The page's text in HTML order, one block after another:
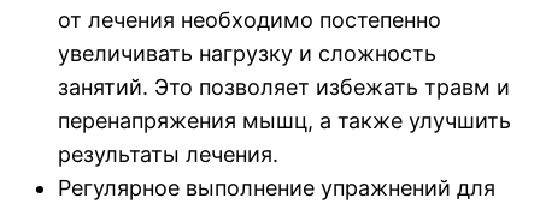
от лечения необходимо постепенно
увеличивать нагрузку и сложность
занятий. Это позволяет избежать травм и
перенапряжения мышц, а также улучшить
результаты лечения.
Регулярное выполнение упражнений для